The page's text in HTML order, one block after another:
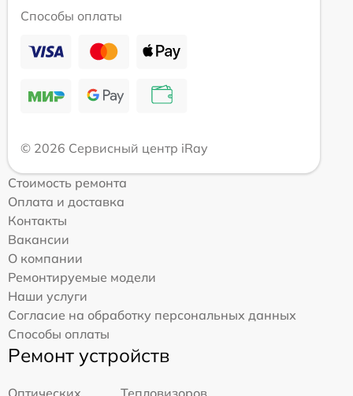
Способы оплаты
© 2026 Сервисный центр iRay
Стоимость ремонта
Оплата и доставка
Контакты
Вакансии
О компании
Ремонтируемые модели
Наши услуги
Согласие на обработку персональных данных
Способы оплаты
Ремонт устройств
Оптических
Тепловизоров